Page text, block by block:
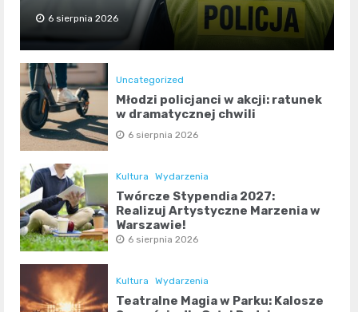
6 sierpnia 2026
Uncategorized
Młodzi policjanci w akcji: ratunek
w dramatycznej chwili
6 sierpnia 2026
Kultura Wydarzenia
Twórcze Stypendia 2027:
Realizuj Artystyczne Marzenia w
Warszawie!
6 sierpnia 2026
Kultura Wydarzenia
Teatralne Magia w Parku: Kalosze